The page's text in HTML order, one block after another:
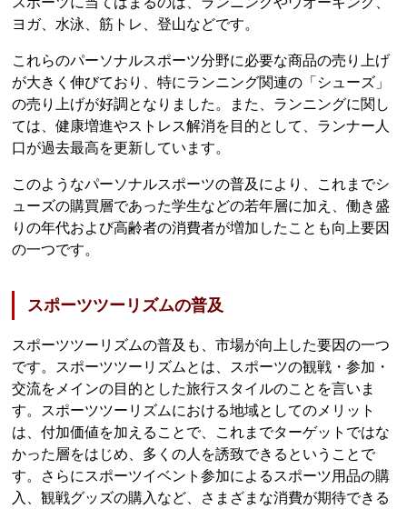
ヨガ、水泳、筋トレ、登山などです。
これらのパーソナルスポーツ分野に必要な商品の売り上げ
が大きく伸びており、特にランニング関連の「シューズ」
の売り上げが好調となりました。また、ランニングに関し
ては、健康増進やストレス解消を目的として、ランナー人
口が過去最高を更新しています。
このようなパーソナルスポーツの普及により、これまでシ
ューズの購買層であった学生などの若年層に加え、働き盛
りの年代および高齢者の消費者が増加したことも向上要因
の一つです。
スポーツツーリズムの普及
スポーツツーリズムの普及も、市場が向上した要因の一つ
です。スポーツツーリズムとは、スポーツの観戦・参加・
交流をメインの目的とした旅行スタイルのことを言いま
す。スポーツツーリズムにおける地域としてのメリット
は、付加価値を加えることで、これまでターゲットではな
かった層をはじめ、多くの人を誘致できるということで
す。さらにスポーツイベント参加によるスポーツ用品の購
入、観戦グッズの購入など、さまざまな消費が期待できる